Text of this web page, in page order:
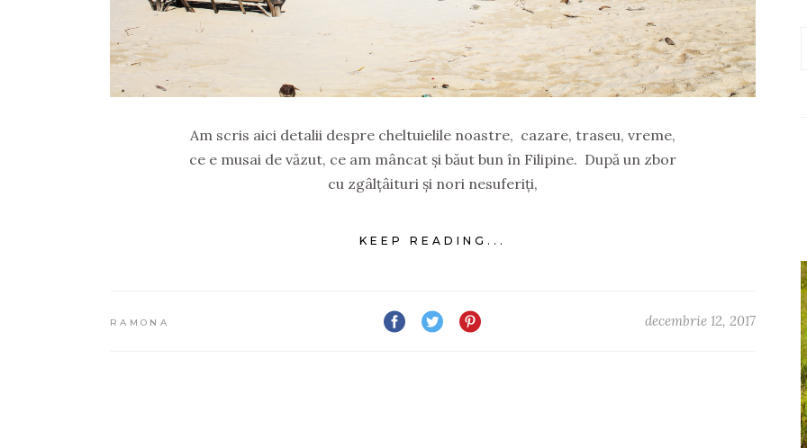
Am scris aici detalii despre cheltuielile noastre, cazare, traseu, vreme,
ce e musai de văzut, ce am mâncat și băut bun în Filipine. După un zbor
cu zgâlțâituri și nori nesuferiți,
KEEP READING...
RAMONA decembrie 12, 2017